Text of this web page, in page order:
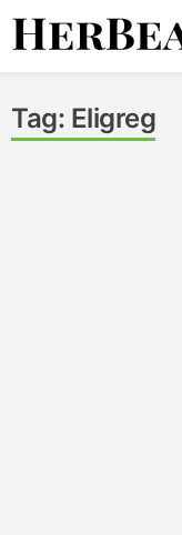
Skip
Tag: Eligreg